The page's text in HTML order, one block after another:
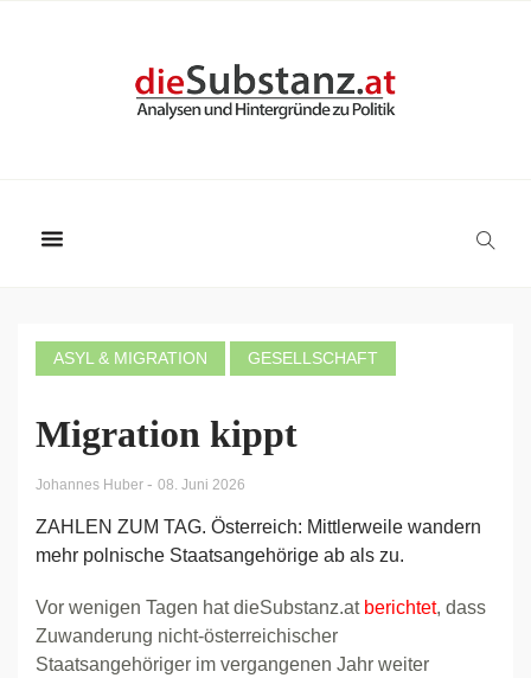
ASYL & MIGRATION GESELLSCHAFT
Migration kippt
Johannes Huber - 08. Juni 2026
ZAHLEN ZUM TAG. Österreich: Mittlerweile wandern
mehr polnische Staatsangehörige ab als zu.
Vor wenigen Tagen hat dieSubstanz.at berichtet, dass
Zuwanderung nicht-österreichischer
Staatsangehöriger im vergangenen Jahr weiter